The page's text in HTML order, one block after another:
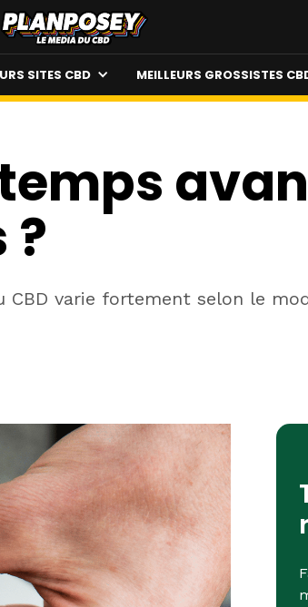
SITES CBD MEILLEURS GROSSISTES
varie fortement selon le